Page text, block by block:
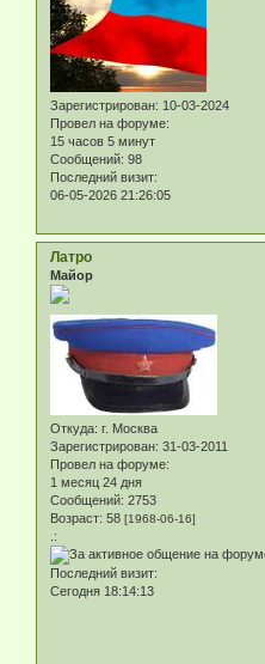
Зарегистрирован: 10-03-2024
Провел на форуме:
15 часов 5 минут
Сообщений: 98
Последний визит:
06-05-2026 21:26:05
Латро
Майор
Откуда: г. Москва
Зарегистрирован: 31-03-2011
Провел на форуме:
1 месяц 24 дня
Сообщений: 2753
Возраст: 58 [1968-06-16]
.:
Последний визит:
Сегодня 18:14:13